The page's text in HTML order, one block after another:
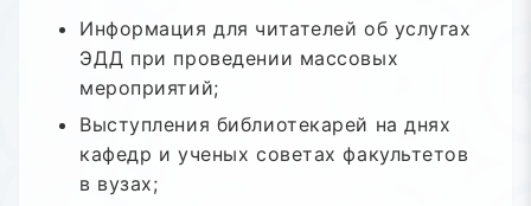
Информация для читателей об услугах
ЭДД при проведении массовых
мероприятий;
Выступления библиотекарей на днях
кафедр и ученых советах факультетов
в вузах;